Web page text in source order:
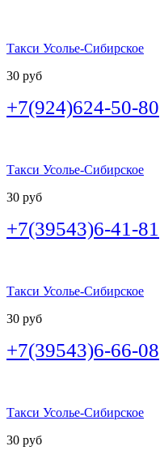
Такси Усолье-Сибирское
30 руб
+7(924)624-50-80
Такси Усолье-Сибирское
30 руб
+7(39543)6-41-81
Такси Усолье-Сибирское
30 руб
+7(39543)6-66-08
Такси Усолье-Сибирское
30 руб